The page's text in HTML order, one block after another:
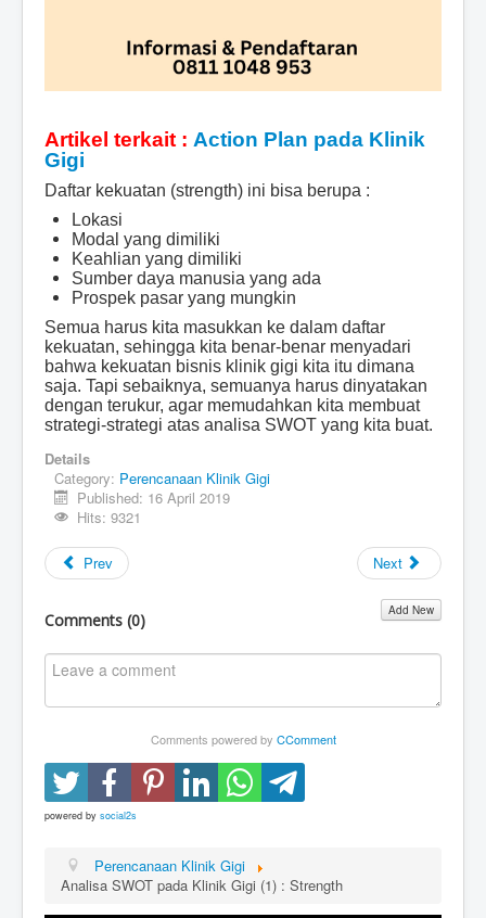
Artikel terkait : Action Plan pada Klinik
Gigi
Daftar kekuatan (strength) ini bisa berupa :
Lokasi
Modal yang dimiliki
Keahlian yang dimiliki
Sumber daya manusia yang ada
Prospek pasar yang mungkin
Semua harus kita masukkan ke dalam daftar
kekuatan, sehingga kita benar-benar menyadari
bahwa kekuatan bisnis klinik gigi kita itu dimana
saja. Tapi sebaiknya, semuanya harus dinyatakan
dengan terukur, agar memudahkan kita membuat
strategi-strategi atas analisa SWOT yang kita buat.
Details
Category: Perencanaan Klinik Gigi
Published: 16 April 2019
Hits: 9321
Prev Next
Comments (0) Add New
Comments powered by CComment
powered by social2s
Perencanaan Klinik Gigi
Analisa SWOT pada Klinik Gigi (1) : Strength